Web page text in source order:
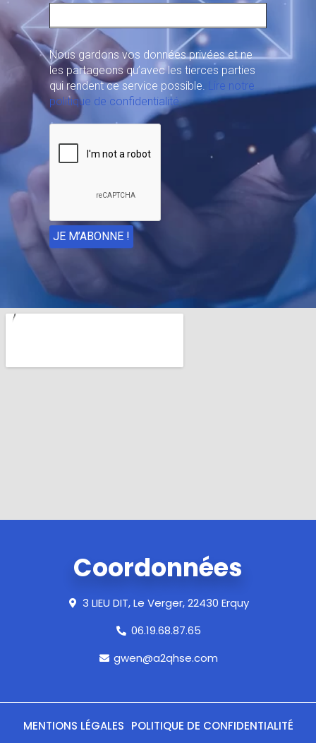
Nous gardons vos données privées et ne
les partageons qu’avec les tierces parties
qui rendent ce service possible.
Lire notre
politique de confidentialité.
Coordonnées
3 LIEU DIT, Le Verger, 22430 Erquy
06.19.68.87.65
gwen@a2qhse.com
MENTIONS LÉGALES POLITIQUE DE CONFIDENTIALITÉ